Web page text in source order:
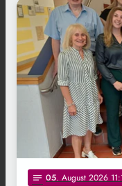
notes 05. August 2026